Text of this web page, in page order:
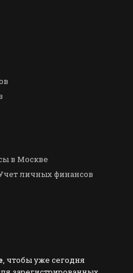
в Москве
личных финансов
, чтобы уже сегодня